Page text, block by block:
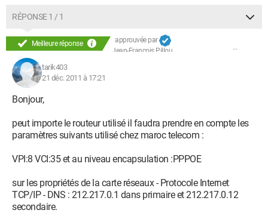
RÉPONSE 1 / 1
Meilleure réponse
approuvée par
Jean-François Pillou
tarik403
21 déc. 2011 à 17:21
Bonjour,
peut importe le routeur utilisé il faudra prendre en compte les
paramètres suivants utilisé chez maroc telecom :
VPI:8 VCI:35 et au niveau encapsulation :PPPOE
sur les propriétés de la carte réseaux - Protocole Internet
TCP/IP - DNS : 212.217.0.1 dans primaire et 212.217.0.12
secondaire.